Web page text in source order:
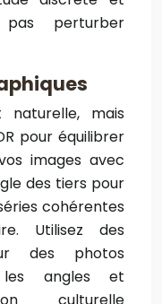
perturber
naturelle, mais
pour équilibrer
images avec
des tiers pour
cohérentes
Utilisez des
des photos
les angles et
culturelle